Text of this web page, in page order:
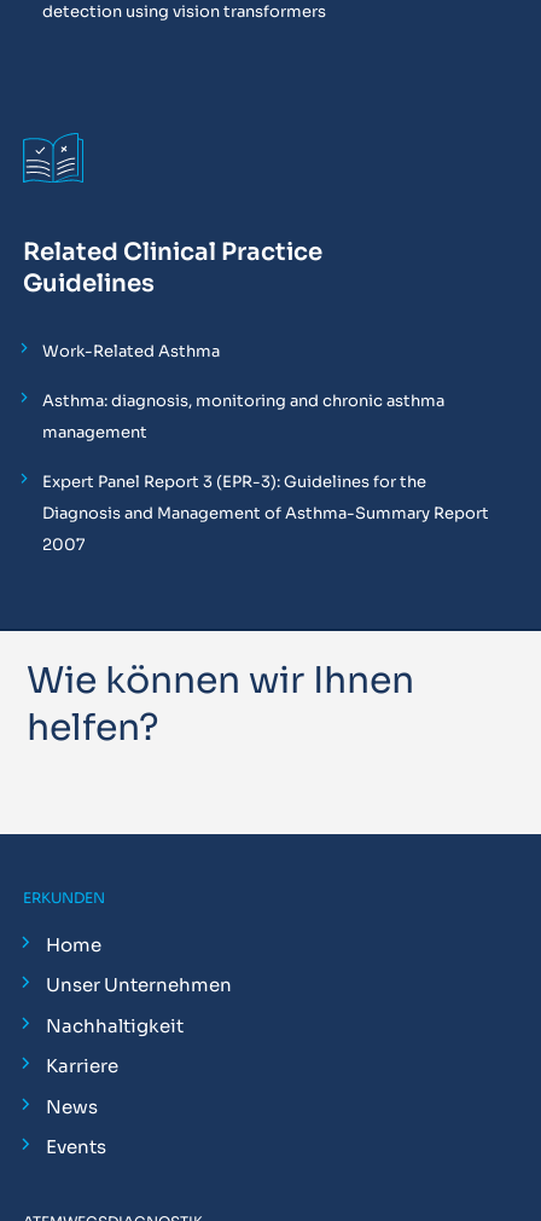
detection using vision transformers
Related Clinical Practice
Guidelines
Work-Related Asthma
Asthma: diagnosis, monitoring and chronic asthma
management
Expert Panel Report 3 (EPR-3): Guidelines for the
Diagnosis and Management of Asthma-Summary Report
2007
Wie können wir Ihnen
helfen?
ERKUNDEN
Home
Unser Unternehmen
Nachhaltigkeit
Karriere
News
Events